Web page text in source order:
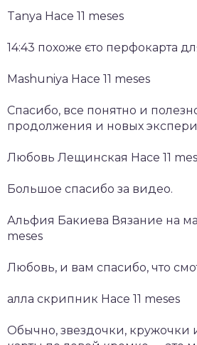
Tanya Hace 11 meses
14:43 похоже єто перфокарта
Mashuniya Hace 11 meses
Спасибо, все понятно и
продолжения и новых
Любовь Лещинская Hace 11
Большое спасибо за видео.
Альфия Бакиева Вязание на
meses
Любовь, и вам спасибо, что
алла скрипник Hace 11 meses
Обычно, звездочки, кружочки